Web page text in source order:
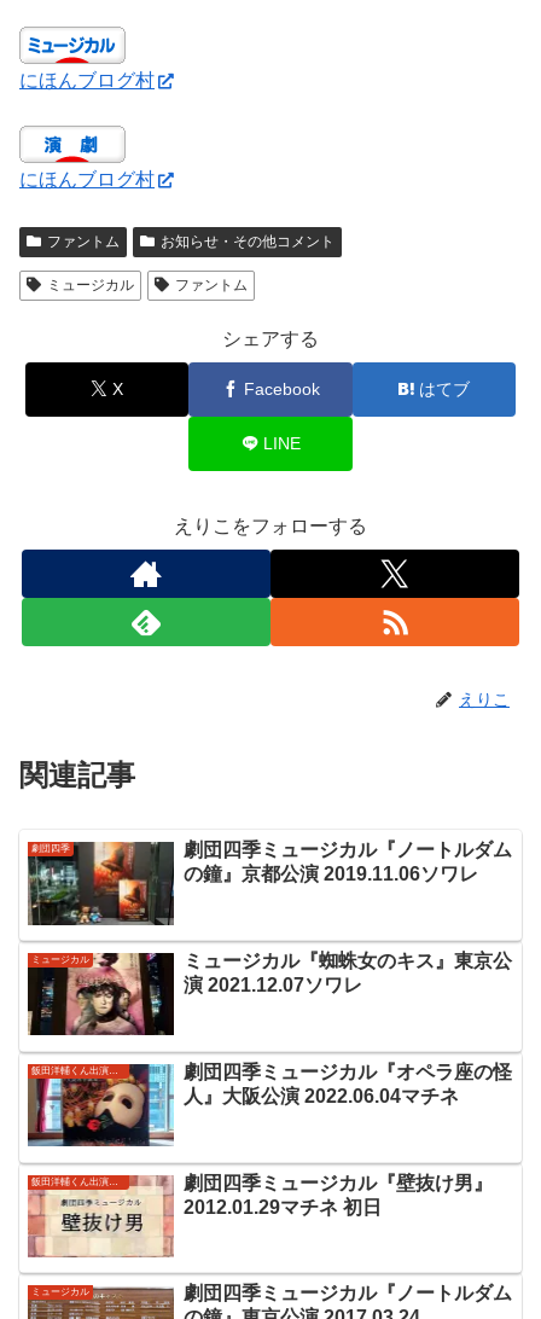
にほんブログ村
にほんブログ村
ファントム お知らせ・その他コメント
ミュージカル ファントム
シェアする
X Facebook はてブ
LINE
えりこをフォローする
えりこ
関連記事
劇団四季
劇団四季ミュージカル『ノートルダム
の鐘』京都公演 2019.11.06ソワレ
ミュージカル
ミュージカル『蜘蛛女のキス』東京公
演 2021.12.07ソワレ
飯田洋輔くん出演作品
劇団四季ミュージカル『オペラ座の怪
人』大阪公演 2022.06.04マチネ
劇団四季ミュージカル『壁抜け男』
2012.01.29マチネ 初日
ミュージカル
劇団四季ミュージカル『ノートルダム